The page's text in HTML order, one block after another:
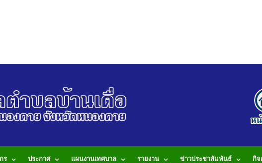
ร ประกาศ แผนงานเทศบาล รายงาน ข่าวประชาสัมพันธ์ กิจ